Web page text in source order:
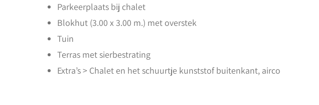
Parkeerplaats bij chalet
Blokhut (3.00 x 3.00 m.) met overstek
Tuin
Terras met sierbestrating
Extra’s > Chalet en het schuurtje kunststof buitenkant, airco